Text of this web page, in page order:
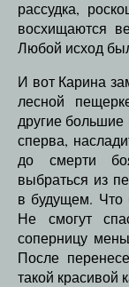
рассудка,
восхищаются
Любой исход
И вот Карина
лесной
другие
сперва,
до смерти
выбраться из
в будущем. Что
Не смогут
соперницу
После
такой красивой